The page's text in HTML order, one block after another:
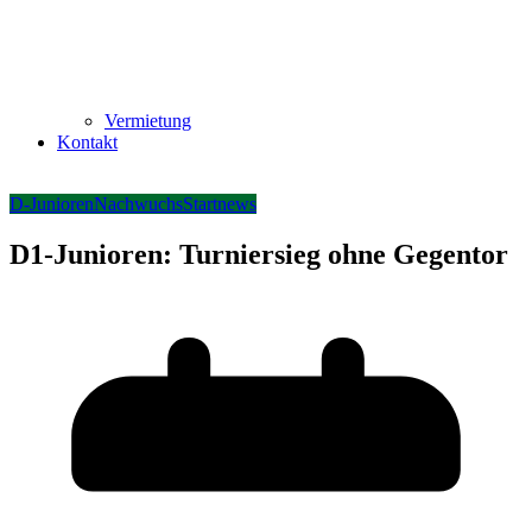
Vermietung
Kontakt
D-JuniorenNachwuchsStartnews
D1-Junioren: Turniersieg ohne Gegentor